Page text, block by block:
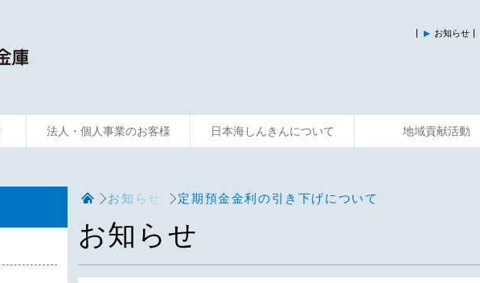
お知らせ
法人・個人事業のお客様 日本海しんきんについて 地域貢献活動
お知らせ 定期預金金利の引き下げについて
お知らせ